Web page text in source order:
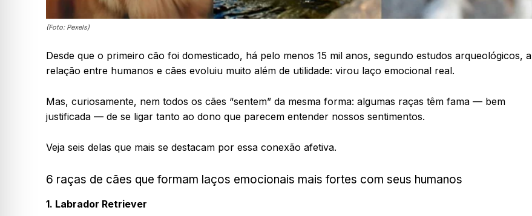
(Foto: Pexels)
Desde que o primeiro cão foi domesticado, há pelo menos 15 mil anos, segundo estudos arqueológicos, a
relação entre humanos e cães evoluiu muito além de utilidade: virou laço emocional real.
Mas, curiosamente, nem todos os cães “sentem” da mesma forma: algumas raças têm fama — bem
justificada — de se ligar tanto ao dono que parecem entender nossos sentimentos.
Veja seis delas que mais se destacam por essa conexão afetiva.
6 raças de cães que formam laços emocionais mais fortes com seus humanos
1. Labrador Retriever